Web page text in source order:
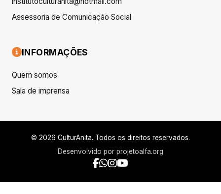
Assessoria de Comunicação Social
INFORMAÇÕES
Quem somos
Sala de imprensa
© 2026 CulturAnita. Todos os direitos reservados.
Desenvolvido por projetoalfa.org